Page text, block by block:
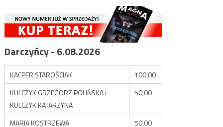
Darczyńcy - 6.08.2026
KACPER STAROŚCIAK
100,00
KULCZYK GRZEGORZ POLIŃSKA i
KULCZYK KATARZYNA
50,00
MARIA KOSTRZEWA 50,00